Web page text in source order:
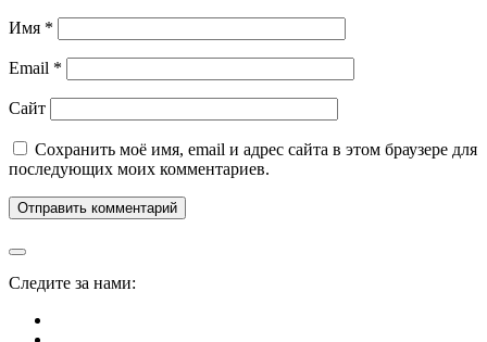
Имя *
Email *
Сайт
Сохранить моё имя, email и адрес сайта в этом браузере для
последующих моих комментариев.
Следите за нами: